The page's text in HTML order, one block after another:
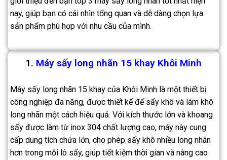
nay, giúp bạn có cái nhìn tổng quan và dễ dàng chọn lựa
sản phẩm phù hợp với nhu cầu của mình.
1. Máy sấy long nhãn 15 khay Khôi Minh
Máy sấy long nhãn 15 khay của Khôi Minh là một thiết bị
công nghiệp đa năng, được thiết kế để sấy khô và làm khô
long nhãn một cách hiệu quả. Với kích thước lớn và khoang
sấy được làm từ inox 304 chất lượng cao, máy này cung
cấp dung tích chứa lớn, cho phép sấy khô nhiều long nhãn
hơn trong mỗi lô sấy, giúp tiết kiệm thời gian và nâng cao